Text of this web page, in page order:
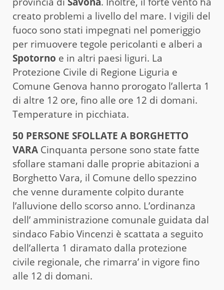
creato problemi a livello del mare. I vigili del
fuoco sono stati impegnati nel pomeriggio
per rimuovere tegole pericolanti e alberi a
Spotorno e in altri paesi liguri. La
Protezione Civile di Regione Liguria e
Comune Genova hanno prorogato l’allerta 1
di altre 12 ore, fino alle ore 12 di domani.
Temperature in picchiata.
50 PERSONE SFOLLATE A BORGHETTO
VARA Cinquanta persone sono state fatte
sfollare stamani dalle proprie abitazioni a
Borghetto Vara, il Comune dello spezzino
che venne duramente colpito durante
l’alluvione dello scorso anno. L’ordinanza
dell’ amministrazione comunale guidata dal
sindaco Fabio Vincenzi è scattata a seguito
dell’allerta 1 diramato dalla protezione
civile regionale, che rimarra’ in vigore fino
alle 12 di domani.